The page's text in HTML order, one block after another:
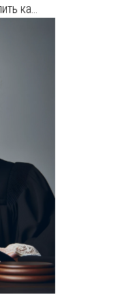
ка…